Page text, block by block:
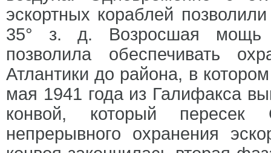
эскортных кораблей
35° з. д. Возросшая мощь
позволила обеспечивать
Атлантики до района, в
мая 1941 года из Галифакса
конвой, который пересек
непрерывного охранения